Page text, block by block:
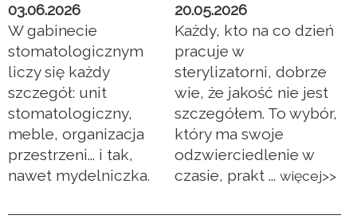
03.06.2026
W gabinecie
stomatologicznym
liczy się każdy
szczegół: unit
stomatologiczny,
meble, organizacja
przestrzeni... i tak,
nawet mydelniczka.
20.05.2026
Każdy, kto na co dzień
pracuje w
sterylizatorni, dobrze
wie, że jakość nie jest
szczegółem. To wybór,
który ma swoje
odzwierciedlenie w
czasie, prakt ... więcej>>